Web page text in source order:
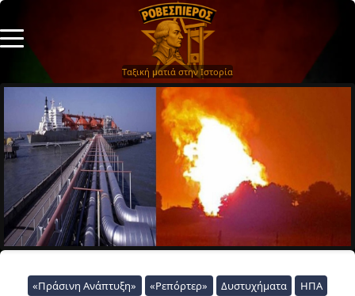
Ταξική ματιά στην Ιστορία
«Πράσινη Ανάπτυξη» «Ρεπόρτερ» Δυστυχήματα
ΗΠΑ